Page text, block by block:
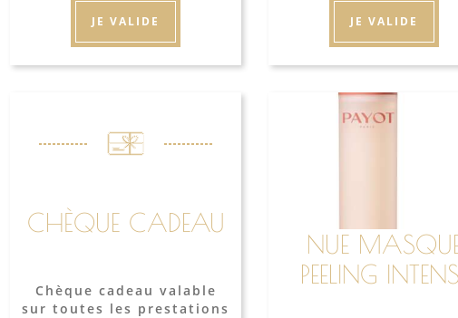
JE VALIDE JE VALIDE
CHÈQUE CADEAU
Chèque cadeau valable
sur toutes les prestations
NUE
PEELING